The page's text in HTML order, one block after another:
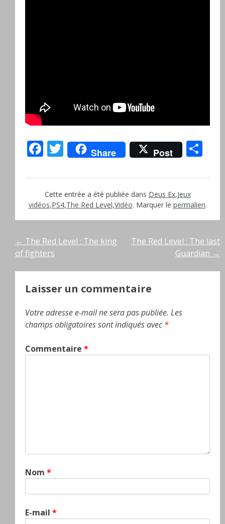
Facebook
Twitter
Share Post
Cette entrée a été publiée dans Deus Ex,Jeux
vidéos,PS4,The Red Level,Vidéo. Marquer le permalien.
Navigation
de
l’article
← The Red Level : The king
of fighters
The Red Level : The last
Guardian →
Laisser un commentaire
Votre adresse e-mail ne sera pas publiée. Les
champs obligatoires sont indiqués avec*
Commentaire *
Nom *
E-mail *